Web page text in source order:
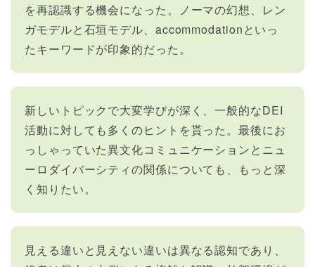
を再認識する機会になった。ノーマの幻想、レン
ガモデルと石垣モデル、accommodationといっ
たキーワードが印象的だった。
新しいトピックで大変学びが深く、一般的なDEI
活動に対しても多くのヒントを貰った。最後にお
っしゃっていた異文化コミュニケーションとニュ
ーロダイバーシティの関係についても、もっと深
く知りたい。
見える違いと見えない違いは異なる認知であり、